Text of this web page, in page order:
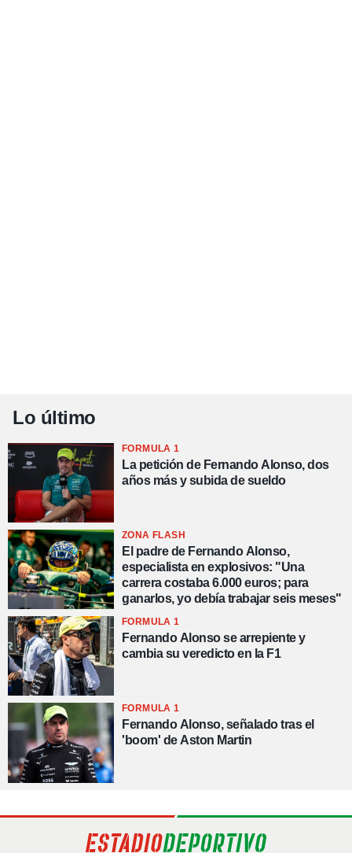
Lo último
FORMULA 1
La petición de Fernando Alonso, dos
años más y subida de sueldo
ZONA FLASH
El padre de Fernando Alonso,
especialista en explosivos: "Una
carrera costaba 6.000 euros; para
ganarlos, yo debía trabajar seis meses"
FORMULA 1
Fernando Alonso se arrepiente y
cambia su veredicto en la F1
FORMULA 1
Fernando Alonso, señalado tras el
'boom' de Aston Martin